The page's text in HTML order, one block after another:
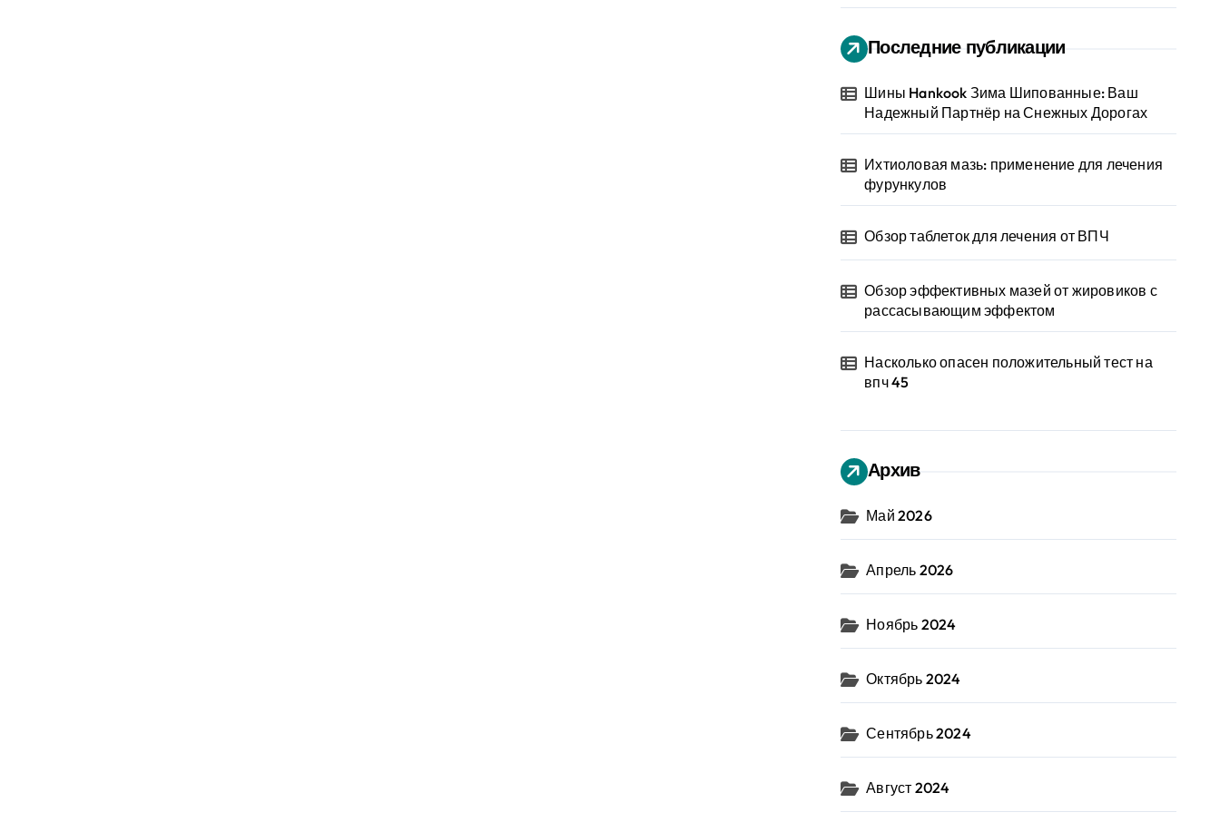
Последние публикации
Шины Hankook Зима Шипованные: Ваш
Надежный Партнёр на Снежных Дорогах
Ихтиоловая мазь: применение для лечения
фурункулов
Обзор таблеток для лечения от ВПЧ
Обзор эффективных мазей от жировиков с
рассасывающим эффектом
Насколько опасен положительный тест на
впч 45
Архив
Май 2026
Апрель 2026
Ноябрь 2024
Октябрь 2024
Сентябрь 2024
Август 2024